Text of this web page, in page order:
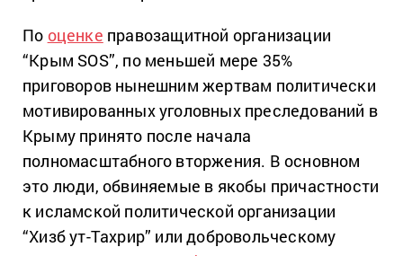
По оценке правозащитной организации
“Крым SOS”, по меньшей мере 35%
приговоров нынешним жертвам политически
мотивированных уголовных преследований в
Крыму принято после начала
полномасштабного вторжения. В основном
это люди, обвиняемые в якобы причастности
к исламской политической организации
“Хизб ут-Тахрир” или добровольческому